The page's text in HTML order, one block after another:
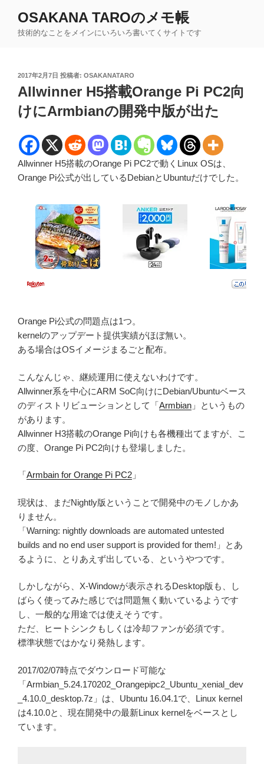
OSAKANA TAROのメモ帳
技術的なことをメインにいろいろ書いてくサイトです
投
稿
日:
2017年2月7日 投稿者: OSAKANATARO
Allwinner H5搭載Orange Pi PC2向
けにArmbianの開発中版が出た
Allwinner H5搭載のOrange Pi PC2で動くLinux OSは、
Orange Pi公式が出しているDebianとUbuntuだけでした。
Orange Pi公式の問題点は1つ。
kernelのアップデート提供実績がほぼ無い。
ある場合はOSイメージまるごと配布。
こんなんじゃ、継続運用に使えないわけです。
Allwinner系を中心にARM SoC向けにDebian/Ubuntuベース
のディストリビューションとして「Armbian 」というもの
があります。
Allwinner H3搭載のOrange Pi向けも各機種出てますが、こ
の度、Orange Pi PC2向けも登場しました。
「Armbain for Orange Pi PC2 」
現状は、まだNightly版ということで開発中のモノしかあ
りません。
「Warning: nightly downloads are automated untested
builds and no end user support is provided for them!」とあ
るように、とりあえず出している、というやつです。
しかしながら、X-Windowが表示されるDesktop版も、し
ばらく使ってみた感じでは問題無く動いているようです
し、一般的な用途では使えそうです。
ただ、ヒートシンクもしくは冷却ファンが必須です。
標準状態ではかなり発熱します。
2017/02/07時点でダウンロード可能な
「Armbian_5.24.170202_Orangepipc2_Ubuntu_xenial_dev
_4.10.0_desktop.7z」は、Ubuntu 16.04.1で、Linux kernel
は4.10.0と、現在開発中の最新Linux kernelをベースとし
ています。